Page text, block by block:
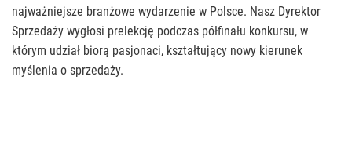
najważniejsze branżowe wydarzenie w Polsce. Nasz Dyrektor
Sprzedaży wygłosi prelekcję podczas półfinału konkursu, w
którym udział biorą pasjonaci, kształtujący nowy kierunek
myślenia o sprzedaży.